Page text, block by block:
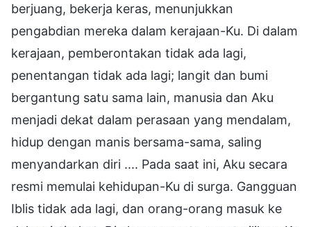
berjuang, bekerja keras, menunjukkan
pengabdian mereka dalam kerajaan-Ku. Di dalam
kerajaan, pemberontakan tidak ada lagi,
penentangan tidak ada lagi; langit dan bumi
bergantung satu sama lain, manusia dan Aku
menjadi dekat dalam perasaan yang mendalam,
hidup dengan manis bersama-sama, saling
menyandarkan diri .... Pada saat ini, Aku secara
resmi memulai kehidupan-Ku di surga. Gangguan
Iblis tidak ada lagi, dan orang-orang masuk ke